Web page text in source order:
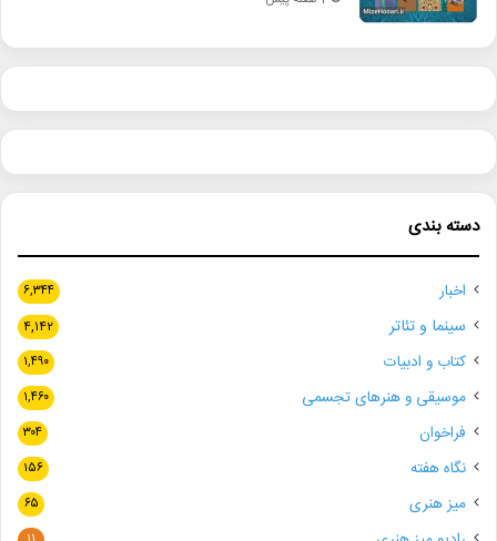
دسته بندی
اخبار ۶,۳۴۴
سینما و تئاتر ۴,۱۴۲
کتاب و ادبیات ۱,۴۹۰
موسیقی و هنرهای تجسمی ۱,۴۶۰
فراخوان ۳۰۴
نگاه هفته ۱۵۶
میز هنری ۶۵